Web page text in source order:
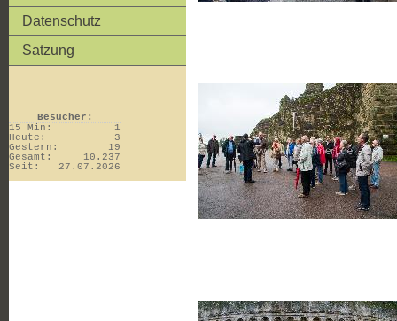
Datenschutz
Satzung
Besucher:
15 Min:
1
Heute:
3
Gestern:
19
Gesamt:
10.237
Seit:
27.07.2026